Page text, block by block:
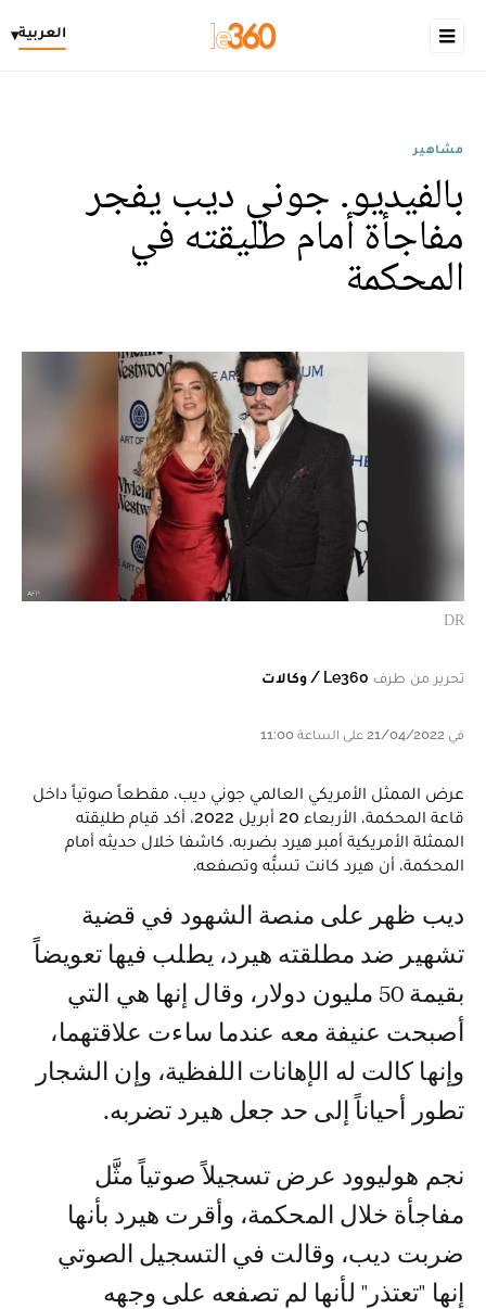
العربية▾
مشاهير
بالفيديو. جوني ديب يفجر
مفاجأة أمام طليقته في
المحكمة
DR
تحرير من طرف Le360 / وكالات
في 21/04/2022 على الساعة 11:00
عرض الممثل الأمريكي العالمي جوني ديب، مقطعاً صوتياً داخل
قاعة المحكمة، الأربعاء 20 أبريل 2022، أكد قيام طليقته
الممثلة الأمريكية أمبر هيرد بضربه، كاشفا خلال حديثه أمام
المحكمة، أن هيرد كانت تسبُّه وتصفعه.
ديب ظهر على منصة الشهود في قضية
تشهير ضد مطلقته هيرد، يطلب فيها تعويضاً
بقيمة 50 مليون دولار، وقال إنها هي التي
أصبحت عنيفة معه عندما ساءت علاقتهما،
وإنها كالت له الإهانات اللفظية، وإن الشجار
تطور أحياناً إلى حد جعل هيرد تضربه.
نجم هوليوود عرض تسجيلاً صوتياً مثَّل
مفاجأة خلال المحكمة، وأقرت هيرد بأنها
ضربت ديب، وقالت في التسجيل الصوتي
إنها "تعتذر" لأنها لم تصفعه على وجهه